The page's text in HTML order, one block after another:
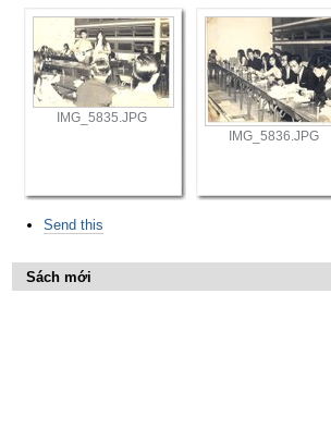
IMG_5835.JPG
IMG_5836.JPG
Send this
Sách mới